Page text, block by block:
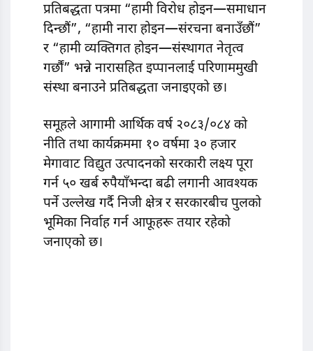
प्रतिबद्धता पत्रमा “हामी विरोध होइन—समाधान
दिन्छौं”, “हामी नारा होइन—संरचना बनाउँछौं”
र “हामी व्यक्तिगत होइन—संस्थागत नेतृत्व
गर्छौं” भन्ने नारासहित इप्पानलाई परिणाममुखी
संस्था बनाउने प्रतिबद्धता जनाइएको छ।
समूहले आगामी आर्थिक वर्ष २०८३/०८४ को
नीति तथा कार्यक्रममा १० वर्षमा ३० हजार
मेगावाट विद्युत उत्पादनको सरकारी लक्ष्य पूरा
गर्न ५० खर्ब रुपैयाँभन्दा बढी लगानी आवश्यक
पर्ने उल्लेख गर्दै निजी क्षेत्र र सरकारबीच पुलको
भूमिका निर्वाह गर्न आफूहरू तयार रहेको
जनाएको छ।